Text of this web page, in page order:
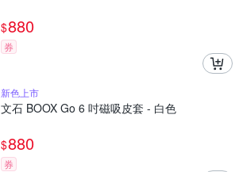
$880
券
新色上市
文石 BOOX Go 6 吋磁吸皮套 - 白色
$880
券